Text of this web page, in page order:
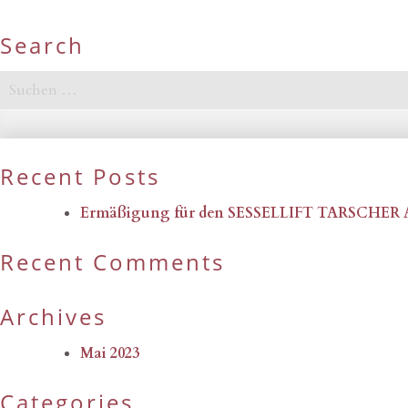
Search
Suchen
Recent Posts
Ermäßigung für den SESSELLIFT TARSCHER
Recent Comments
Archives
Mai 2023